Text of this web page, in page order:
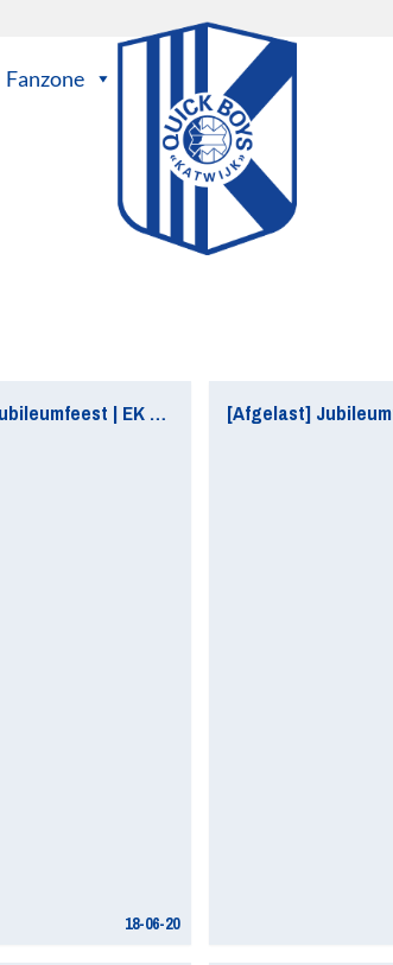
Fanzone
[Afgelast] Jubileumfeest | EK 2020: Nederland – Oostenrijk
18-06-20